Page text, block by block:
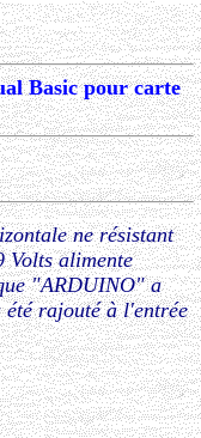
Basic pour carte
ne résistant
Volts alimente
"ARDUINO" a
été rajouté à l'entrée